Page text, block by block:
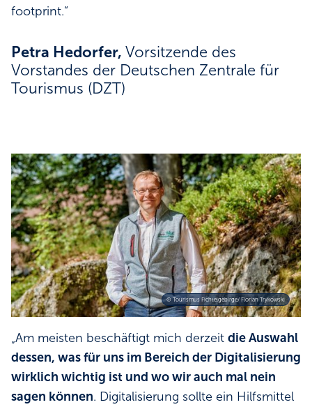
footprint.“
Petra Hedorfer, Vorsitzende des
Vorstandes der Deutschen Zentrale für
Tourismus (DZT)
© Tourismus Fichtelgebirge/ Florian Trykowski
„Am meisten beschäftigt mich derzeit die Auswahl
dessen, was für uns im Bereich der Digitalisierung
wirklich wichtig ist und wo wir auch mal nein
sagen können. Digitalisierung sollte ein Hilfsmittel